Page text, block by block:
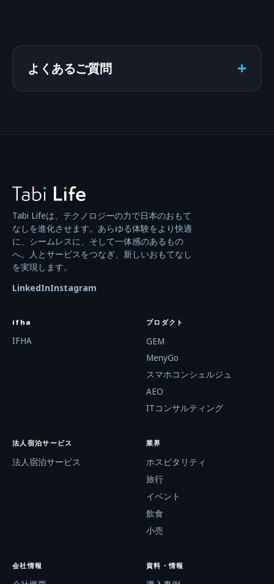
よくあるご質問 +
Tabi Lifeは、テクノロジーの力で日本のおもて
なしを進化させます。あらゆる体験をより快適
に、シームレスに、そして一体感のあるもの
へ。人とサービスをつなぎ、新しいおもてなし
を実現します。
LinkedInInstagram
ifha
IFHA
プロダクト
GEM
MenyGo
スマホコンシェルジュ
AEO
ITコンサルティング
法人宿泊サービス
法人宿泊サービス
業界
ホスピタリティ
旅行
イベント
飲食
小売
会社情報 資料・情報